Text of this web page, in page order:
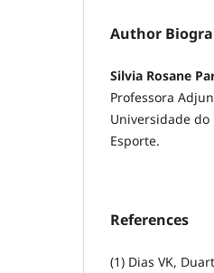
Author
Silvia Rosane
Professora
Universidade do
Esporte.
References
(1) Dias VK,